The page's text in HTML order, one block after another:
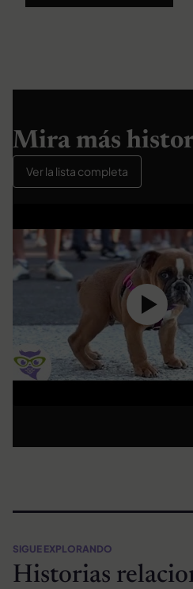
Mira más
Ver la lista completa
SIGUE EXPLORANDO
Historias